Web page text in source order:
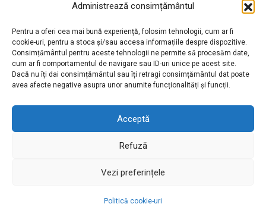
Administrează consimțământul
Pentru a oferi cea mai bună experiență, folosim tehnologii, cum ar fi
cookie-uri, pentru a stoca și/sau accesa informațiile despre dispozitive.
Consimțământul pentru aceste tehnologii ne permite să procesăm date,
cum ar fi comportamentul de navigare sau ID-uri unice pe acest site.
Dacă nu îți dai consimțământul sau îți retragi consimțământul dat poate
avea afecte negative asupra unor anumite funcționalități și funcții.
Acceptă
Refuză
Vezi preferințele
Politică cookie-uri
Aboneaza-te pentru a primi cele mai noi stiri din partea
noastra!